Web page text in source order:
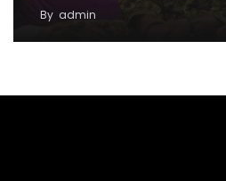
By admin